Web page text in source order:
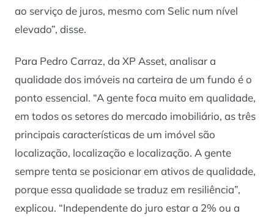
ao serviço de juros, mesmo com Selic num nível
elevado”, disse.
Para Pedro Carraz, da XP Asset, analisar a
qualidade dos imóveis na carteira de um fundo é o
ponto essencial. “A gente foca muito em qualidade,
em todos os setores do mercado imobiliário, as três
principais características de um imóvel são
localização, localização e localização. A gente
sempre tenta se posicionar em ativos de qualidade,
porque essa qualidade se traduz em resiliência”,
explicou. “Independente do juro estar a 2% ou a